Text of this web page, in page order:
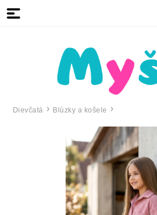
Dievčatá Blúzky a košele